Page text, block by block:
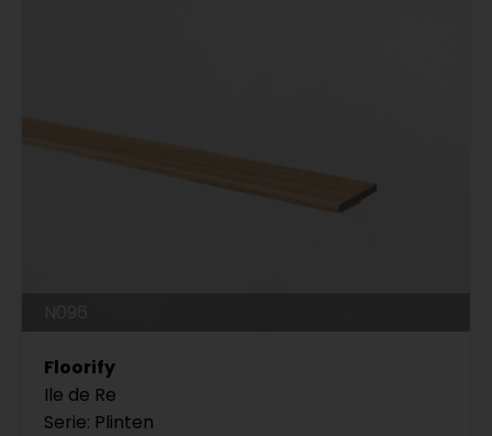
Floorify
Ile de Re
Serie: Plinten